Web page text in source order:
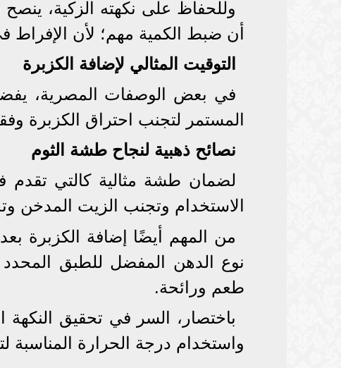
وللحفاظ على نكهته الزكية،
أن ضبط الكمية مهم؛ لأن الإفراط
التوقيت المثالي لإضافة الكزبرة
في بعض الوصفات المصرية، يفضل
المستمر لتجنب احتراق الكزبرة
نصائح ذهبية لنجاح طشة الثوم
لضمان طشة مثالية كالتي
الاستخدام وتجنب الزيت المدخن
من المهم أيضًا إضافة الكزبرة
نوع الدهن المفضل للطبق
طعم ورائحة.
باختصار، السر في تحقيق النكهة
واستخدام درجة الحرارة المناسبة